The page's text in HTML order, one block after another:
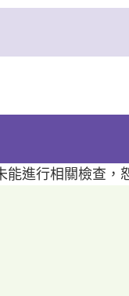
進行相關檢查，